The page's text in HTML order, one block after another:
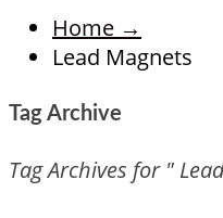
Home →
Lead Magnets
Tag Archive
Tag Archives for "